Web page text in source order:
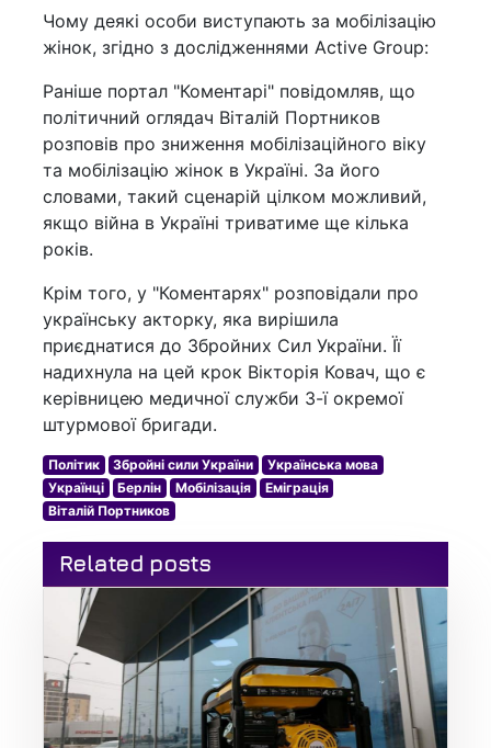
Чому деякі особи виступають за мобілізацію
жінок, згідно з дослідженнями Active Group:
Раніше портал "Коментарі" повідомляв, що
політичний оглядач Віталій Портников
розповів про зниження мобілізаційного віку
та мобілізацію жінок в Україні. За його
словами, такий сценарій цілком можливий,
якщо війна в Україні триватиме ще кілька
років.
Крім того, у "Коментарях" розповідали про
українську акторку, яка вирішила
приєднатися до Збройних Сил України. Її
надихнула на цей крок Вікторія Ковач, що є
керівницею медичної служби 3-ї окремої
штурмової бригади.
Політик Збройні сили України
Українська мова
Українці
Берлін Мобілізація
Еміграція
Віталій Портников
Related posts